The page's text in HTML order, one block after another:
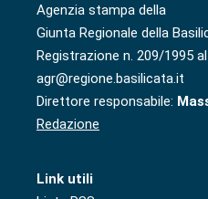
Agenzia stampa della
Giunta Regionale della
Registrazione n. 209/1995
agr@regione.basilicata.it
Direttore responsabile:
Redazione
Link utili